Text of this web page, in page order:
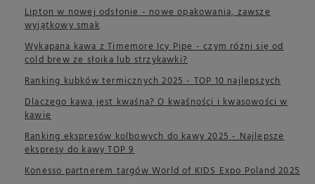
Lipton w nowej odsłonie - nowe opakowania, zawsze
wyjątkowy smak
Wykapana kawa z Timemore Icy Pipe - czym różni się od
cold brew ze słoika lub strzykawki?
Ranking kubków termicznych 2025 - TOP 10 najlepszych
Dlaczego kawa jest kwaśna? O kwaśności i kwasowości w
kawie
Ranking ekspresów kolbowych do kawy 2025 - Najlepsze
ekspresy do kawy TOP 9
Konesso partnerem targów World of KIDS Expo Poland 2025